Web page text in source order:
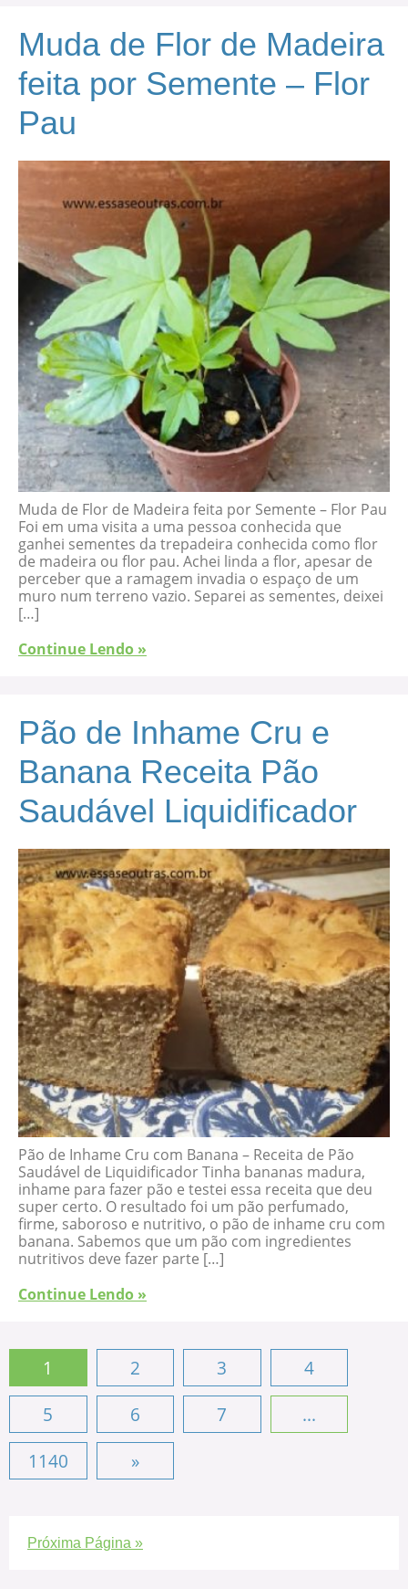
Muda de Flor de Madeira
feita por Semente – Flor
Pau
Muda de Flor de Madeira feita por Semente – Flor Pau
Foi em uma visita a uma pessoa conhecida que
ganhei sementes da trepadeira conhecida como flor
de madeira ou flor pau. Achei linda a flor, apesar de
perceber que a ramagem invadia o espaço de um
muro num terreno vazio. Separei as sementes, deixei
[…]
Continue Lendo »
Pão de Inhame Cru e
Banana Receita Pão
Saudável Liquidificador
Pão de Inhame Cru com Banana – Receita de Pão
Saudável de Liquidificador Tinha bananas madura,
inhame para fazer pão e testei essa receita que deu
super certo. O resultado foi um pão perfumado,
firme, saboroso e nutritivo, o pão de inhame cru com
banana. Sabemos que um pão com ingredientes
nutritivos deve fazer parte […]
Continue Lendo »
1 2 3
4
5
6 7
...
1140
»
Próxima Página »